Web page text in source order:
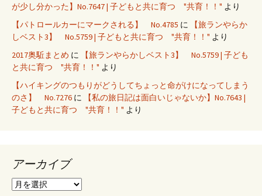
が少し分かった】No.7647 | 子どもと共に育つ "共育！！" より
【パトロールカーにマークされる】 No.4785 に
【旅ランやらか
しベスト3】 No.5759 | 子どもと共に育つ "共育！！" より
2017奥駈まとめ に
【旅ランやらかしベスト3】 No.5759 | 子ども
と共に育つ "共育！！" より
【ハイキングのつもりがどうしてちょっと命がけになってしまう
のさ】 No.7276 に
【私の旅日記は面白いじゃないか】No.7643 |
子どもと共に育つ "共育！！" より
アーカイブ
ア